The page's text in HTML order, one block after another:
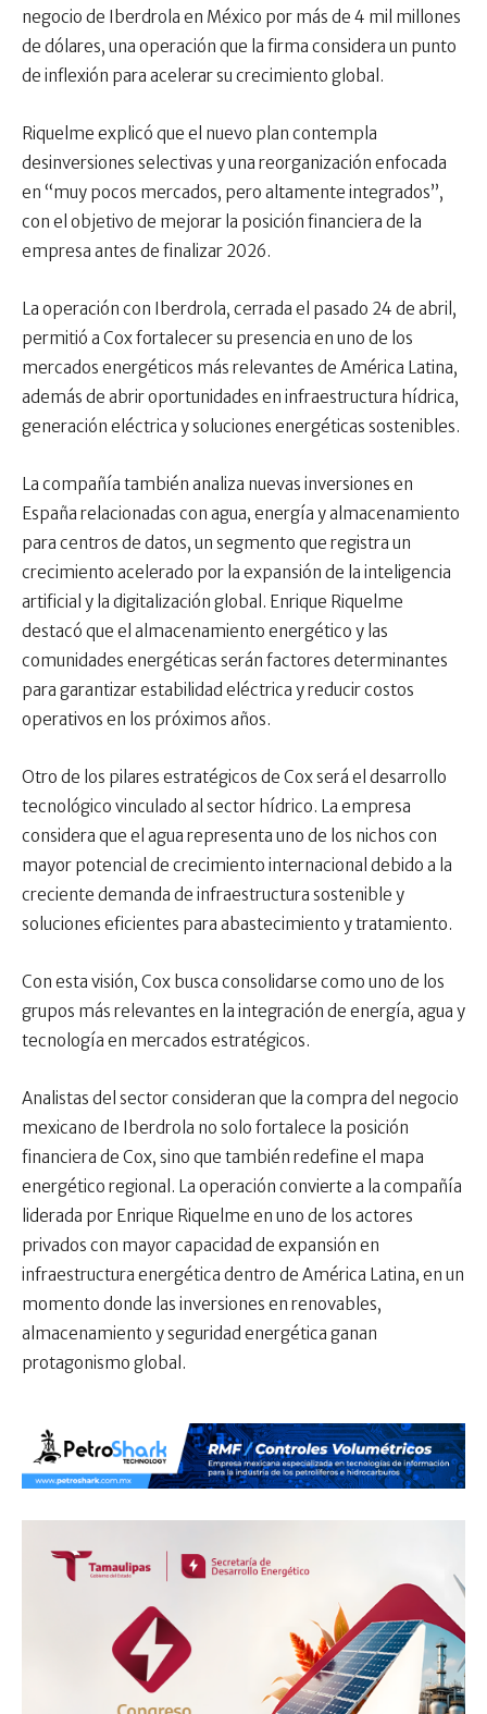
negocio de Iberdrola en México por más de 4 mil millones
de dólares, una operación que la firma considera un punto
de inflexión para acelerar su crecimiento global.
Riquelme explicó que el nuevo plan contempla
desinversiones selectivas y una reorganización enfocada
en “muy pocos mercados, pero altamente integrados”,
con el objetivo de mejorar la posición financiera de la
empresa antes de finalizar 2026.
La operación con Iberdrola, cerrada el pasado 24 de abril,
permitió a Cox fortalecer su presencia en uno de los
mercados energéticos más relevantes de América Latina,
además de abrir oportunidades en infraestructura hídrica,
generación eléctrica y soluciones energéticas sostenibles.
La compañía también analiza nuevas inversiones en
España relacionadas con agua, energía y almacenamiento
para centros de datos, un segmento que registra un
crecimiento acelerado por la expansión de la inteligencia
artificial y la digitalización global. Enrique Riquelme
destacó que el almacenamiento energético y las
comunidades energéticas serán factores determinantes
para garantizar estabilidad eléctrica y reducir costos
operativos en los próximos años.
Otro de los pilares estratégicos de Cox será el desarrollo
tecnológico vinculado al sector hídrico. La empresa
considera que el agua representa uno de los nichos con
mayor potencial de crecimiento internacional debido a la
creciente demanda de infraestructura sostenible y
soluciones eficientes para abastecimiento y tratamiento.
Con esta visión, Cox busca consolidarse como uno de los
grupos más relevantes en la integración de energía, agua y
tecnología en mercados estratégicos.
Analistas del sector consideran que la compra del negocio
mexicano de Iberdrola no solo fortalece la posición
financiera de Cox, sino que también redefine el mapa
energético regional. La operación convierte a la compañía
liderada por Enrique Riquelme en uno de los actores
privados con mayor capacidad de expansión en
infraestructura energética dentro de América Latina, en un
momento donde las inversiones en renovables,
almacenamiento y seguridad energética ganan
protagonismo global.